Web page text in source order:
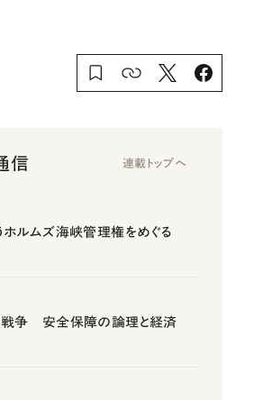
信 連載トップへ
ホルムズ海峡管理権をめぐる
戦争 安全保障の論理と経済